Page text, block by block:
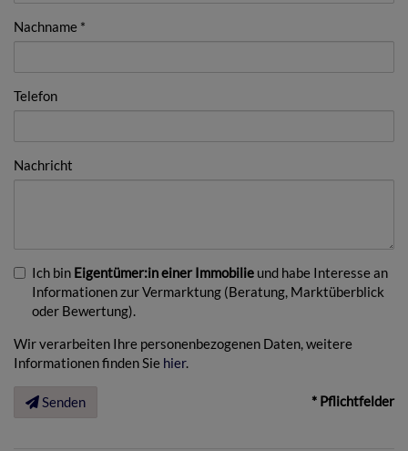
Nachname
Telefon
Nachricht
Ich bin Eigentümer:in einer Immobilie und habe Interesse an
Informationen zur Vermarktung (Beratung, Marktüberblick
oder Bewertung).
Wir verarbeiten Ihre personenbezogenen Daten, weitere
Informationen finden Sie hier.
Senden * Pflichtfelder